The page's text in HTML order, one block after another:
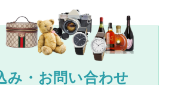
み・お問い合わせ